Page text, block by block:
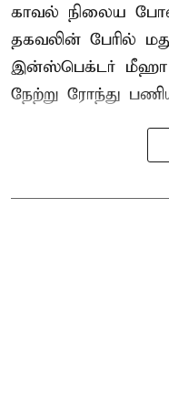
காவல் நிலைய
தகவலின் பேரில்
இன்ஸ்பெக்டர் மீஹா
நேற்று ரோந்து